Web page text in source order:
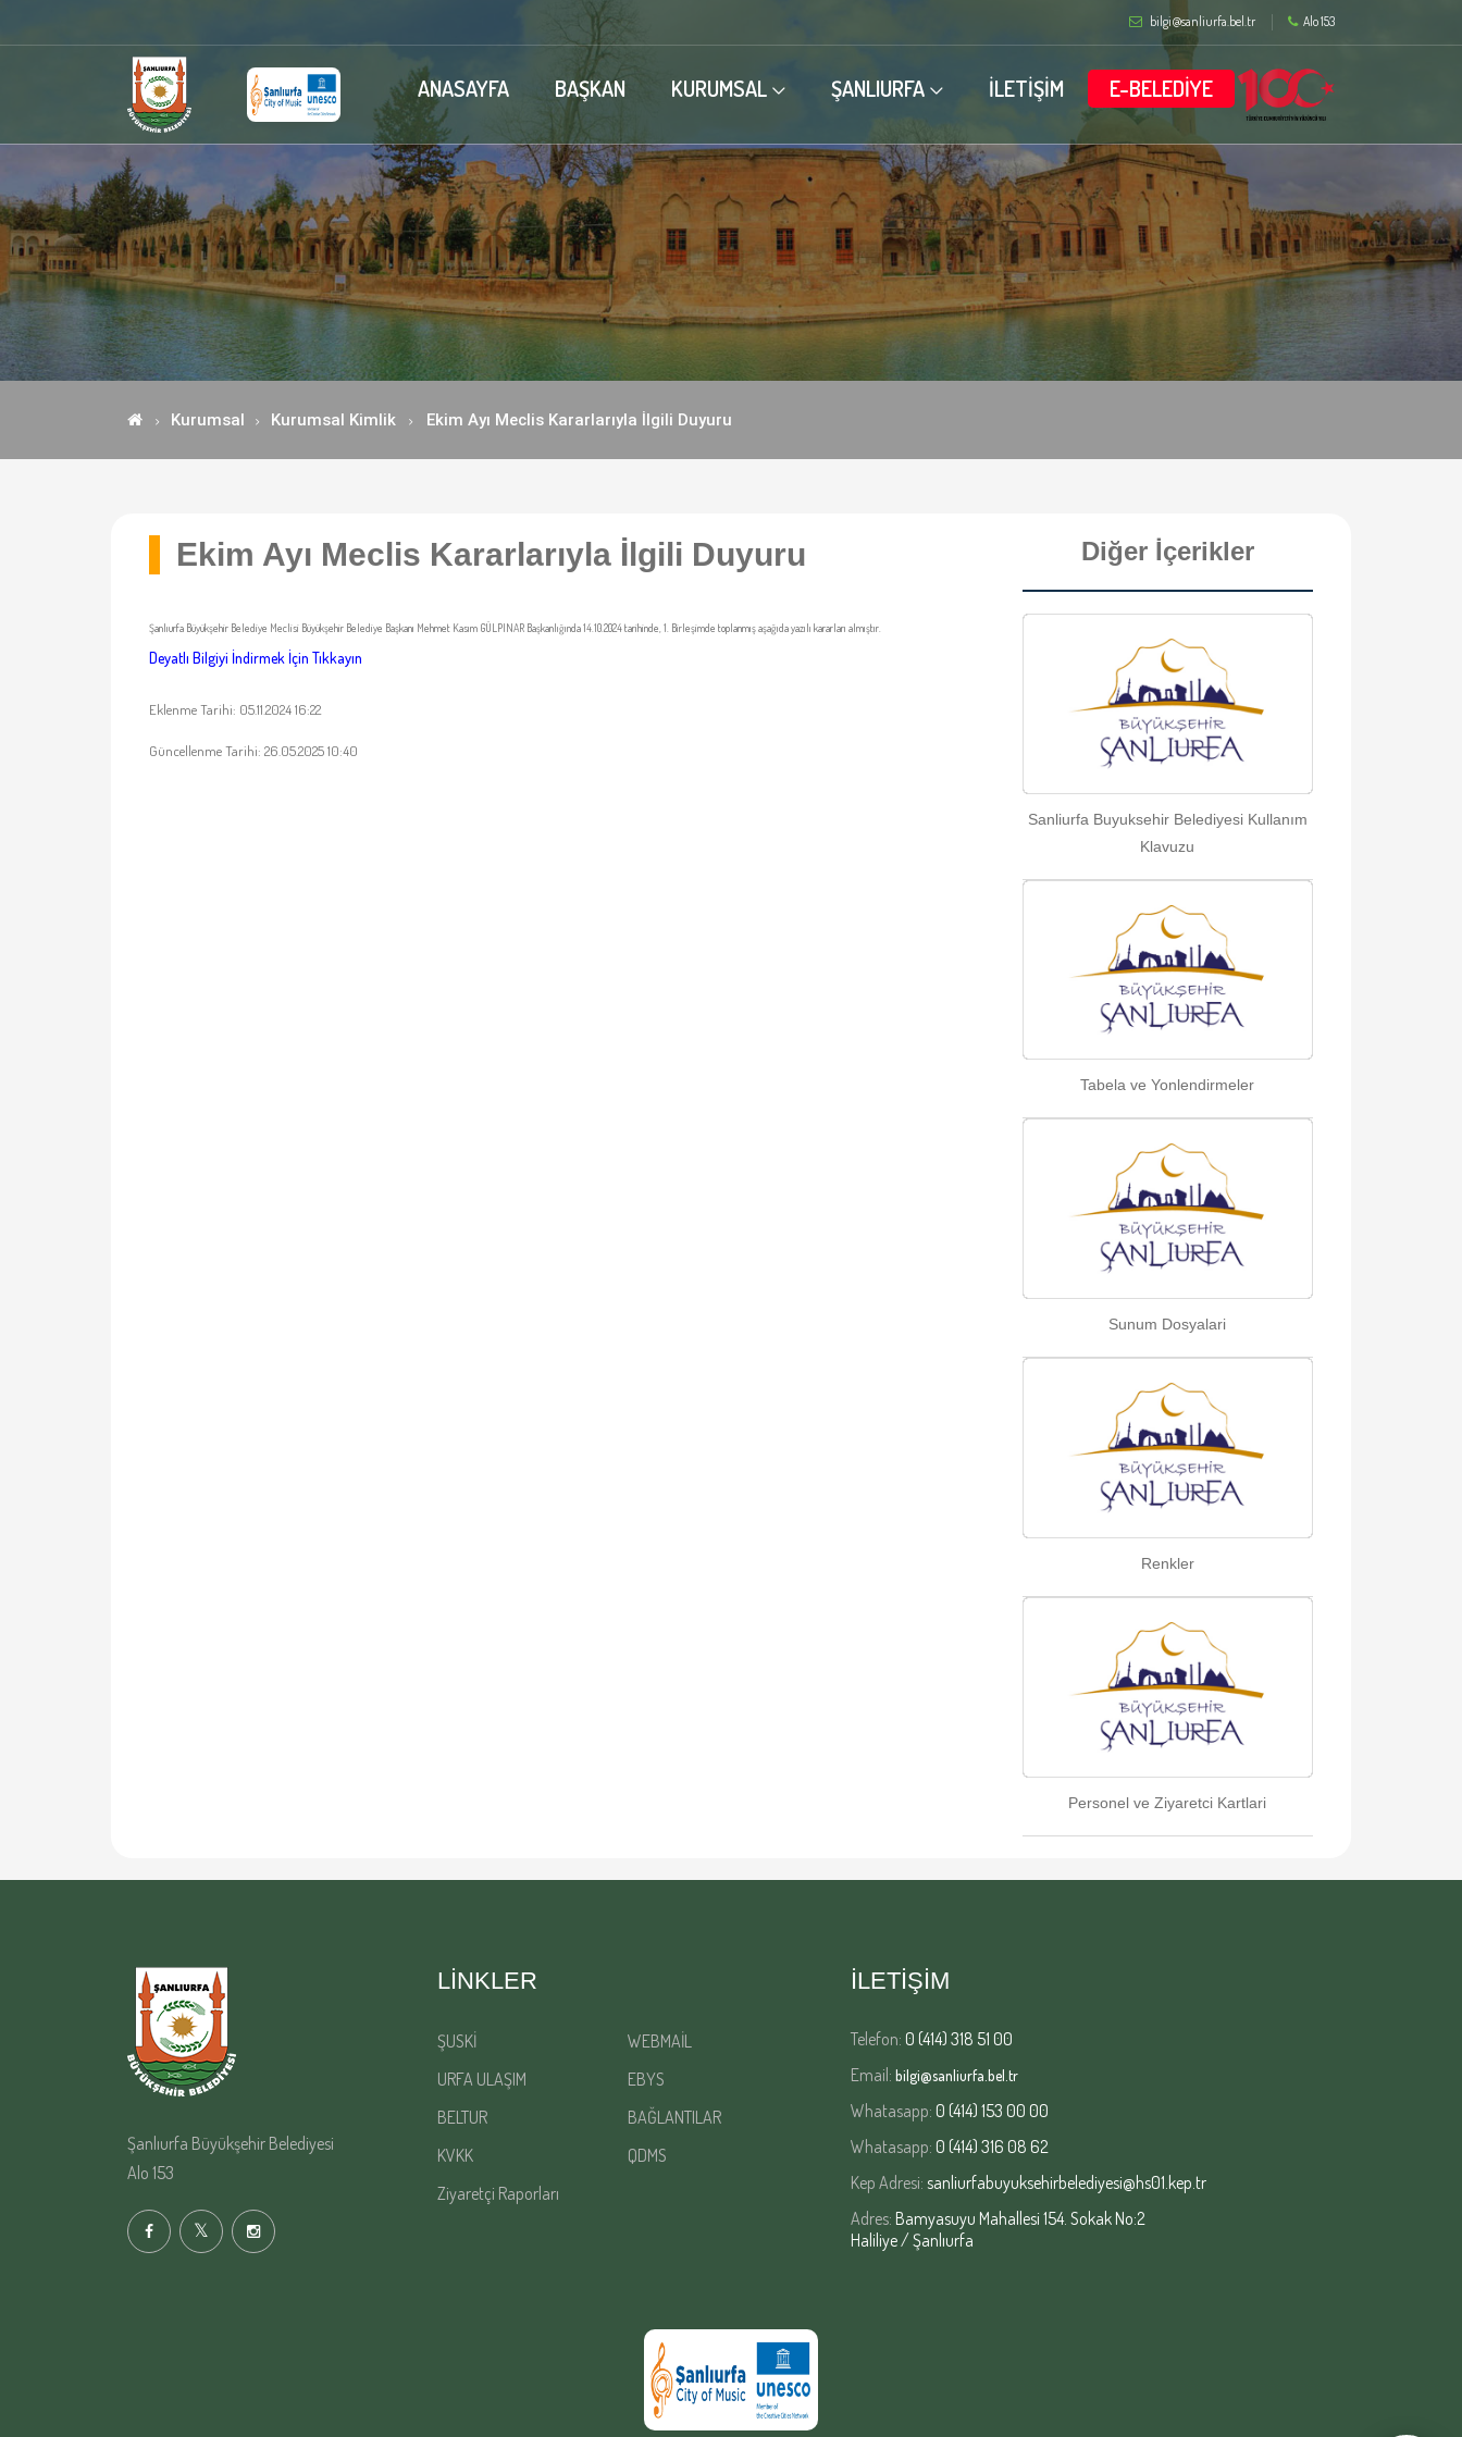
bilgi@sanliurfa.bel.tr Alo 153
ANASAYFA BAŞKAN KURUMSAL ŞANLIURFA İLETİŞİM E-BELEDİYE
Kurumsal Kurumsal Kimlik Ekim Ayı Meclis Kararlarıyla İlgili Duyuru
Ekim Ayı Meclis Kararlarıyla İlgili Duyuru
Şanlıurfa Büyükşehir Belediye Meclisi Büyükşehir Belediye Başkanı Mehmet Kasım GÜLPINAR Başkanlığında 14.10.2024 tarihinde, 1. Birleşimde toplanmış aşağıda yazılı kararları almıştır.
Deyatlı Bilgiyi İndirmek İçin Tıkkayın
Eklenme Tarihi: 05.11.2024 16:22
Güncellenme Tarihi: 26.05.2025 10:40
Diğer İçerikler
Sanliurfa Buyuksehir Belediyesi Kullanım
Klavuzu
Tabela ve Yonlendirmeler
Sunum Dosyalari
Renkler
Personel ve Ziyaretci Kartlari
Şanlıurfa Büyükşehir Belediyesi
Alo 153
LINKLER
ŞUSKİ
WEBMAİL
URFA ULAŞIM
EBYS
BELTUR
BAĞLANTILAR
KVKK
QDMS
Ziyaretçi Raporları
İLETİŞİM
Telefon: 0 (414) 318 51 00
Email: bilgi@sanliurfa.bel.tr
Whatasapp: 0 (414) 153 00 00
Whatasapp: 0 (414) 316 08 62
Kep Adresi: sanliurfabuyuksehirbelediyesi@hs01.kep.tr
Adres: Bamyasuyu Mahallesi 154. Sokak No:2
Haliliye / Şanlıurfa